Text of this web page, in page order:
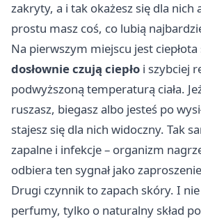
zakryty, a i tak okażesz się dla nich
prostu masz coś, co lubią
Na pierwszym miejscu jest
dosłownie czują ciepło i szybciej
podwyższoną temperaturą ciała.
ruszasz, biegasz albo jesteś po
stajesz się dla nich widoczny. Tak
zapalne i infekcje – organizm
odbiera ten sygnał jako
Drugi czynnik to zapach skóry. I
perfumy, tylko o naturalny skład